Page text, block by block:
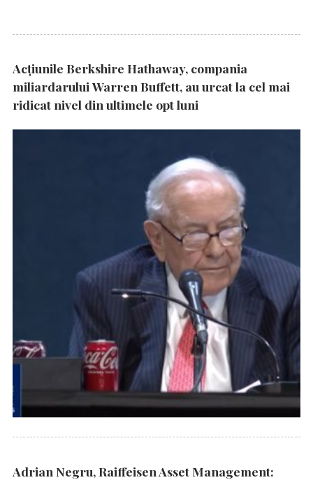
Acțiunile Berkshire Hathaway, compania
miliardarului Warren Buffett, au urcat la cel mai
ridicat nivel din ultimele opt luni
Adrian Negru, Raiffeisen Asset Management: